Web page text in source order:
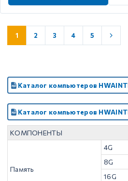
1 2 3 4 5
Каталог компьютеров
Каталог компьютеров
КОМПОНЕНТЫ
Память
4G
8G
16G